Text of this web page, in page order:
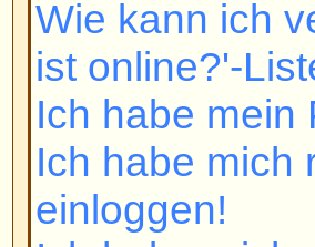
einloggen!
Ich habe mich vor
aber nicht mehr
Wie ändere ich